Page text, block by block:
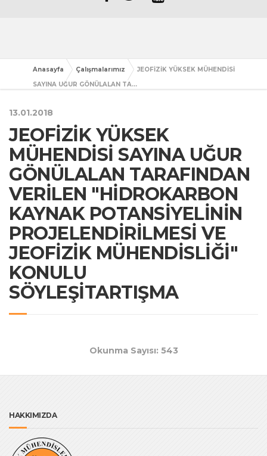
Anasayfa Çalışmalarımız
JEOFİZİK YÜKSEK MÜHENDİSİ
SAYINA UĞUR GÖNÜLALAN TA...
13.01.2018
JEOFİZİK YÜKSEK
MÜHENDİSİ SAYINA UĞUR
GÖNÜLALAN TARAFINDAN
VERİLEN "HİDROKARBON
KAYNAK POTANSİYELİNİN
PROJELENDİRİLMESİ VE
JEOFİZİK MÜHENDİSLİĞİ"
KONULU
SÖYLEŞİTARTIŞMA
Okunma Sayısı: 543
HAKKIMIZDA